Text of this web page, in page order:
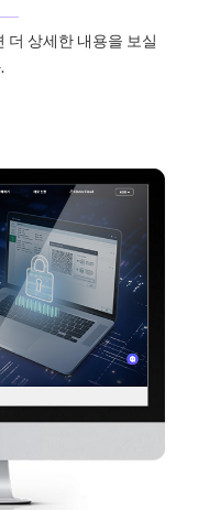
더 상세한 내용을 보실